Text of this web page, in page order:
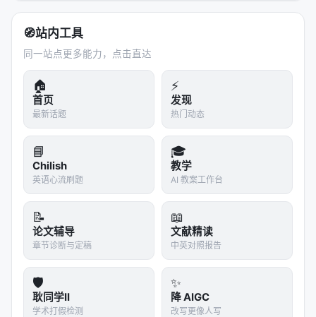
🧭站内工具
同一站点更多能力，点击直达
🏠
首页
最新话题
⚡
发现
热门动态
📘
Chilish
英语心流刷题
🎓
教学
AI 教案工作台
📝
论文辅导
章节诊断与定稿
📖
文献精读
中英对照报告
🛡️
耿同学II
学术打假检测
✨
降 AIGC
改写更像人写